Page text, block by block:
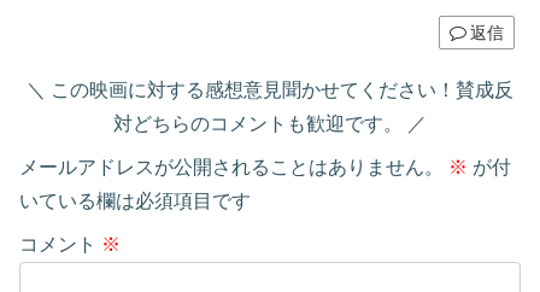
返信
この映画に対する感想意見聞かせてください！賛成反
対どちらのコメントも歓迎です。
メールアドレスが公開されることはありません。 ※ が付
いている欄は必須項目です
コメント ※